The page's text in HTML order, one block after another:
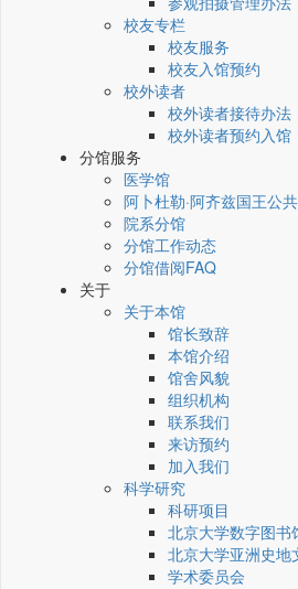
校友专栏
校友服务
校友入馆预约
校外读者
校外读者接待办法
校外读者预约入馆
分馆服务
医学馆
阿卜杜勒·阿齐兹国王公
院系分馆
分馆工作动态
分馆借阅FAQ
关于
关于本馆
馆长致辞
本馆介绍
馆舍风貌
组织机构
联系我们
来访预约
加入我们
科学研究
科研项目
北京大学数字图书
北京大学亚洲史地
学术委员会